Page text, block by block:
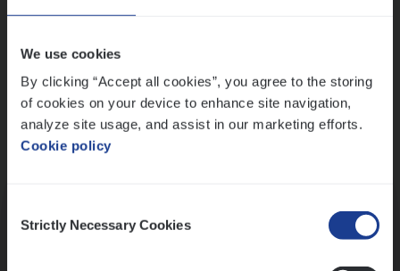
We use cookies
By clicking “Accept all cookies”, you agree to the storing
of cookies on your device to enhance site navigation,
analyze site usage, and assist in our marketing efforts.
Cookie policy
Selection
Strictly Necessary Cookies